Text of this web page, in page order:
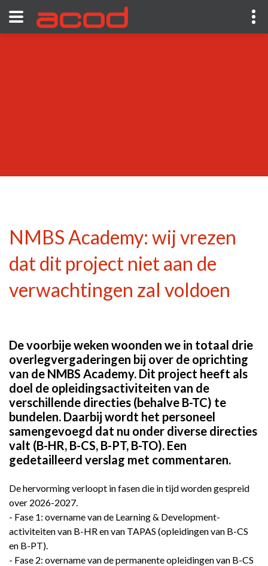
NMBS Academy: wij vrezen
dat dit project niet aan de
verwachtingen zal voldoen
De voorbije weken woonden we in totaal drie
overlegvergaderingen bij over de oprichting
van de NMBS Academy. Dit project heeft als
doel de opleidingsactiviteiten van de
verschillende directies (behalve B-TC) te
bundelen. Daarbij wordt het personeel
samengevoegd dat nu onder diverse directies
valt (B-HR, B-CS, B-PT, B-TO). Een
gedetailleerd verslag met commentaren.
De hervorming verloopt in fasen die in tijd worden gespreid
over 2026-2027.
- Fase 1: overname van de Learning & Development-
activiteiten van B-HR en van TAPAS (opleidingen van B-CS
en B-PT).
- Fase 2: overname van de permanente opleidingen van B-CS